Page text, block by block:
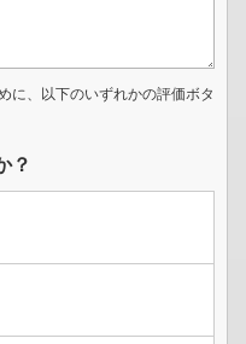
に、以下のいずれかの評価ボタ
？